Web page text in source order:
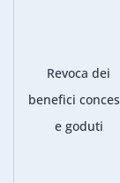
Revoca dei
benefici
e goduti